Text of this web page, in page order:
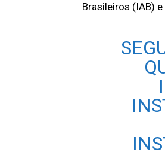
Brasileiros (IAB) e